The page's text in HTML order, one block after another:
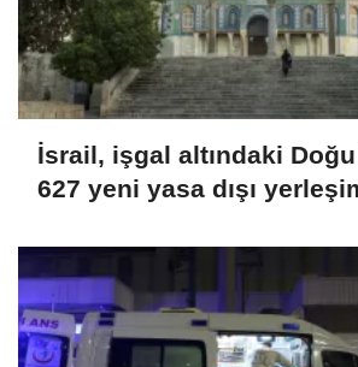
İsrail, işgal altındaki
627 yeni yasa dışı